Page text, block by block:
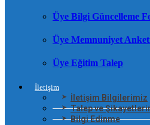
Üye Bilgi Güncelleme
Üye Memnuniyet
Üye Eğitim Talep
İletişim
İletişim Bilgilerimiz
Talep ve
Bilgi Edinme